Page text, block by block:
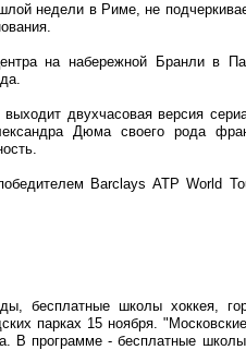
недели в Риме, не
на набережной Бранли в
двухчасовая версия
Дюма своего рода
Barclays ATP World
бесплатные школы хоккея,
парках 15 ноября.
В программе - бесплатные школы